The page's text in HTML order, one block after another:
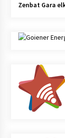
Zenbat Gara